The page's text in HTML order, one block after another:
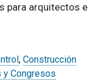
para arquitectos e
, Construcción
y Congresos